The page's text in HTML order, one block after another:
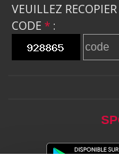
VEUILLEZ RECOPIER
CODE * :